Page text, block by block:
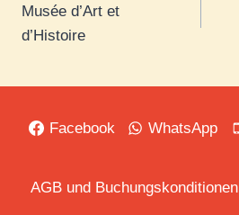
Navigation
Musée d’Art et
d’Histoire
Facebook WhatsApp
AGB und Buchungskonditionen